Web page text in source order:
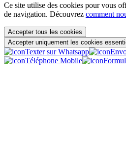
Ce site utilise des cookies pour vous
de navigation. Découvrez comment
Accepter tous les cookies
Accepter uniquement les cookies